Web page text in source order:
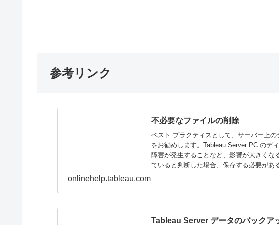
参考リンク
不必要なファイルの削除
ベスト プラクティスとして、サーバー上
をお勧めします。Tableau Server PC のデ
障害が発生することなど、影響が大きくな
ていると判断した場合、保存する必要があ
onlinehelp.tableau.com
Tableau Server データのバックア